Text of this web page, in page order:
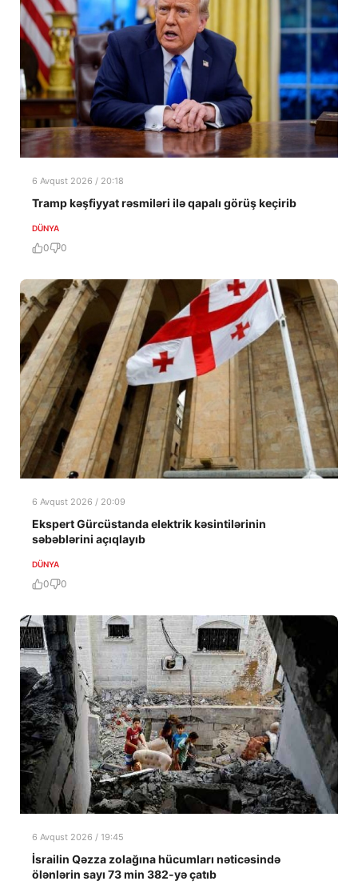
6 Avqust 2026 / 20:18
Tramp kəşfiyyat rəsmiləri ilə qapalı görüş keçirib
DÜNYA
0 0
6 Avqust 2026 / 20:09
Ekspert Gürcüstanda elektrik kəsintilərinin
səbəblərini açıqlayıb
DÜNYA
0 0
6 Avqust 2026 / 19:45
İsrailin Qəzza zolağına hücumları nəticəsində
ölənlərin sayı 73 min 382-yə çatıb